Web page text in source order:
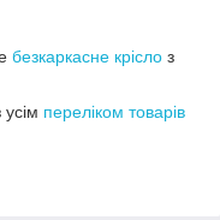
безкаркасне крісло з
переліком товарів